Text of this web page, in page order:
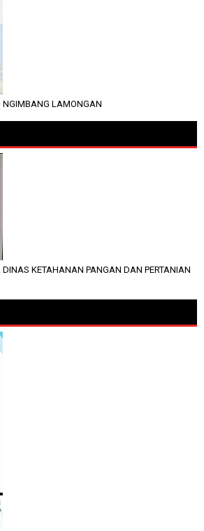
NGIMBANG LAMONGAN
KETAHANAN PANGAN DAN PERTANIAN